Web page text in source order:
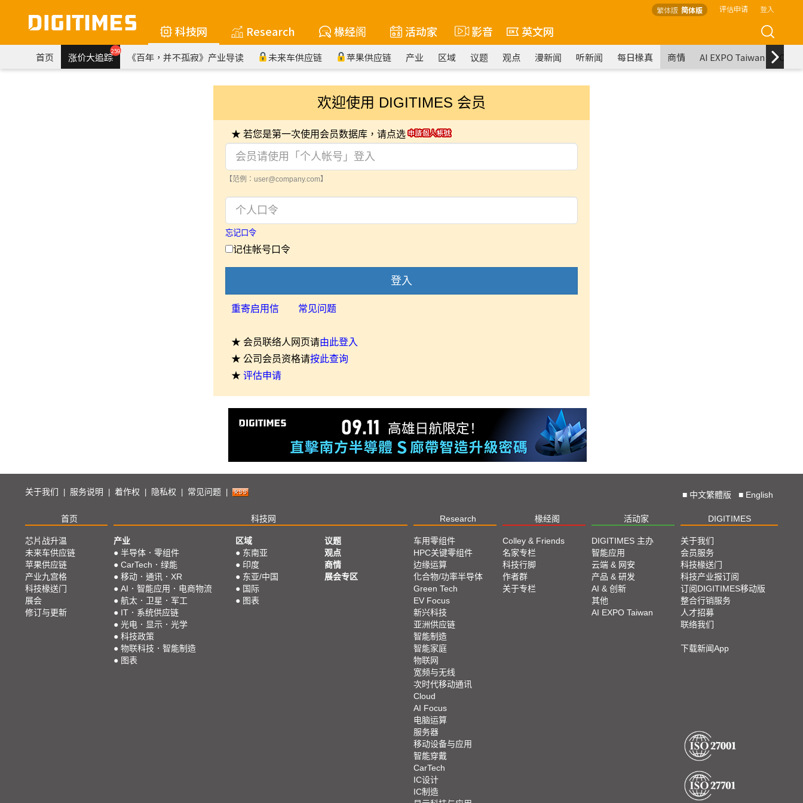
繁体版 简体版 评估申请 登入
科技网 Research 椽经阁 活动家 影音 英文网
首页 涨价大追踪259 《百年，并不孤寂》产业导读 未来车供应链 苹果供应链 产业 区域 议题 观点 漫新闻 听新闻 每日椽真 商情 AI EXPO Taiwan
欢迎使用 DIGITIMES 会员
★ 若您是第一次使用会员数据库，请点选
【范例：user@company.com】
忘记口令
记住帐号口令
登入
重寄启用信 常见问题
★ 会员联络人网页请由此登入
★ 公司会员资格请按此查询
★ 评估申请
关于我们 服务说明 着作权 隐私权 常见问题 ■ 中文繁體版 ■ English
首页 科技网 Research 椽经阁 活动家 DIGITIMES
芯片战升温
未来车供应链
苹果供应链
产业九宫格
科技椽送门
展会
修订与更新
产业
● 半导体．零组件
● CarTech．绿能
● 移动．通讯．XR
● AI．智能应用．电商物流
● 航太．卫星．军工
● IT．系统供应链
● 光电．显示．光学
● 科技政策
● 物联科技．智能制造
● 图表
区域
● 东南亚
● 印度
● 东亚/中国
● 国际
● 图表
议题
观点
商情
展会专区
车用零组件
HPC关键零组件
边缘运算
化合物/功率半导体
Green Tech
EV Focus
新兴科技
亚洲供应链
智能制造
智能家庭
物联网
宽频与无线
次时代移动通讯
Cloud
AI Focus
电脑运算
服务器
移动设备与应用
智能穿戴
CarTech
IC设计
IC制造
Colley & Friends
名家专栏
科技行脚
作者群
关于专栏
DIGITIMES 主办
智能应用
云端 & 网安
产品 & 研发
AI & 创新
其他
AI EXPO Taiwan
关于我们
会员服务
科技椽送门
科技产业报订阅
订阅DIGITIMES移动版
整合行销服务
人才招募
联络我们
下载新闻App